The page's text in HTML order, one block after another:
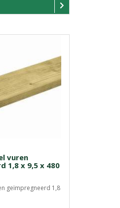
vuren
1,8 x 9,5 x 480
geïmpregneerd 1,8